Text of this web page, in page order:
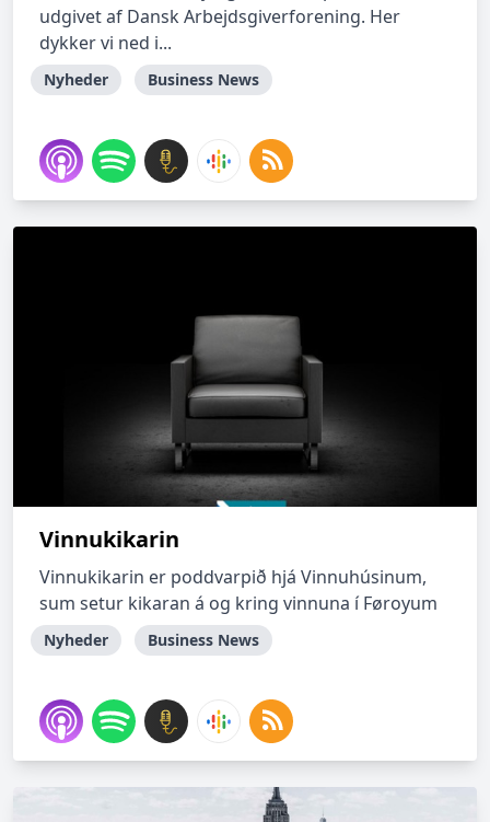
udgivet af Dansk Arbejdsgiverforening. Her
dykker vi ned i...
Nyheder Business News
Vinnukikarin
Vinnukikarin er poddvarpið hjá Vinnuhúsinum,
sum setur kikaran á og kring vinnuna í Føroyum
Nyheder Business News